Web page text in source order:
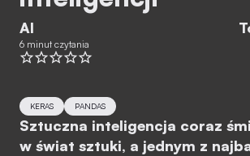
AI
6 minut czytania
KERAS PANDAS
Sztuczna inteligencja coraz
w świat sztuki, a jednym z